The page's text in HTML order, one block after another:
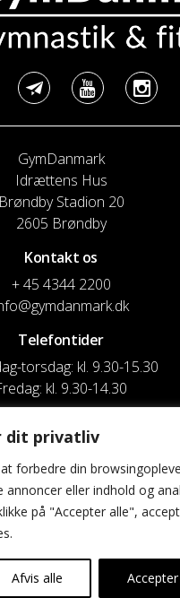
privatliv
forbedre din
annoncer eller indhold og
på "Accepter alle",
Afvis alle
GymDanmark
Idrættens Hus
Brøndby Stadion 20
2605 Brøndby
Kontakt os
+ 45 4344 2200
Telefontider
torsdag: kl. 9.30-15.30
kl. 9.30-14.30
CVR nr. 20916818
4180 3119119022
Privatlivspolitik og cookies
Kontakt os
Kalender